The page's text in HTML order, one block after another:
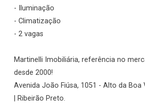
- Iluminação
- Climatização
- 2 vagas
Martinelli Imobiliária, referência no
desde 2000!
Avenida João Fiúsa, 1051 - Alto da Boa
| Ribeirão Preto.